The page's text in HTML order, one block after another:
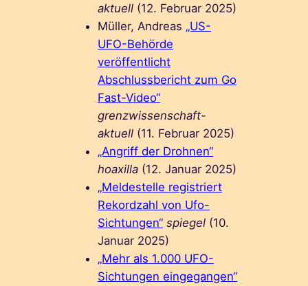
aktuell (12. Februar 2025)
Müller, Andreas „US-
UFO-Behörde
veröffentlicht
Abschlussbericht zum Go
Fast-Video“
grenzwissenschaft-
aktuell (11. Februar 2025)
„Angriff der Drohnen“
hoaxilla (12. Januar 2025)
„Meldestelle registriert
Rekordzahl von Ufo-
Sichtungen“ spiegel (10.
Januar 2025)
„Mehr als 1.000 UFO-
Sichtungen eingegangen“